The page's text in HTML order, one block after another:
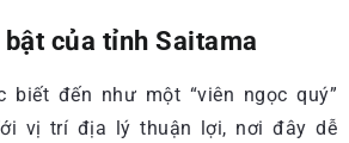
của tỉnh Saitama
biết đến như một “viên ngọc quý”
vị trí địa lý thuận lợi, nơi đây dễ